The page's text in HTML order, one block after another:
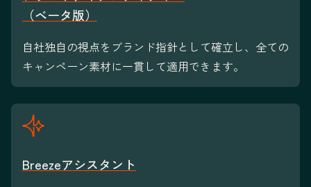
（ベータ版）
自社独自の視点をブランド指針として確立し、全ての
キャンペーン素材に一貫して適用できます。
Breezeアシスタント